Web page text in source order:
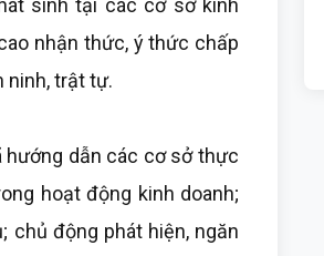
sinh tại các cơ sở kinh
nhận thức, ý thức chấp
ninh, trật tự.
hướng dẫn các cơ sở thực
hoạt động kinh doanh;
chủ động phát hiện, ngăn